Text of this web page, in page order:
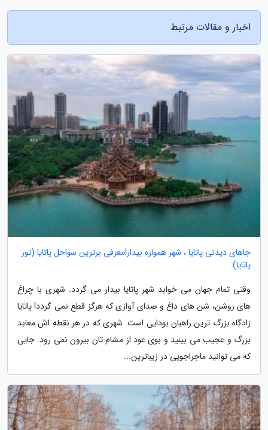
اخبار و مقالات مرتبط
جاهای دیدنی پاتایا ، شهر همواره بیدار!معرفی برترین سواحل پاتایا (تور
پاتایا)
وقتی تمام جهان می خوابد شهر پاتایا بیدار می گردد. شهری با چراغ
های روشن، شن های داغ و صدای آوازی که هرگز قطع نمی گردد! پاتایا
زادگاه بزرگ ترین راهبان بودایی است. شهری که در هر نقطه اش معابد
بزرگ و عجیب می بینید و بوی عود از مشام تان بیرون نمی رود. جایی
که می توانید ماجراجویی در زیباترین...